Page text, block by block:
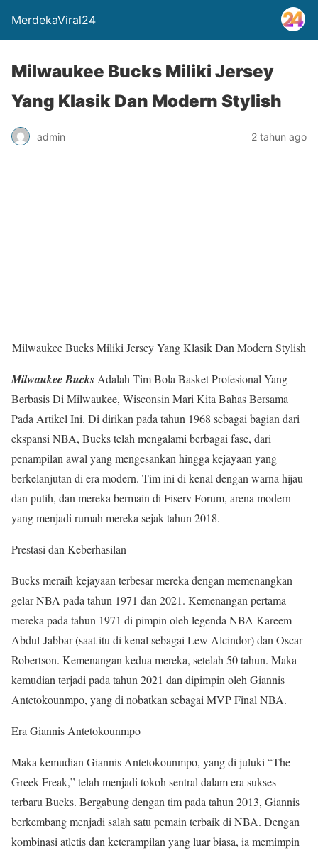
MerdekaViral24
Milwaukee Bucks Miliki Jersey
Yang Klasik Dan Modern Stylish
admin 2 tahun ago
Milwaukee Bucks Miliki Jersey Yang Klasik Dan Modern Stylish
Milwaukee Bucks Adalah Tim Bola Basket Profesional Yang
Berbasis Di Milwaukee, Wisconsin Mari Kita Bahas Bersama
Pada Artikel Ini. Di dirikan pada tahun 1968 sebagai bagian dari
ekspansi NBA, Bucks telah mengalami berbagai fase, dari
penampilan awal yang mengesankan hingga kejayaan yang
berkelanjutan di era modern. Tim ini di kenal dengan warna hijau
dan putih, dan mereka bermain di Fiserv Forum, arena modern
yang menjadi rumah mereka sejak tahun 2018.
Prestasi dan Keberhasilan
Bucks meraih kejayaan terbesar mereka dengan memenangkan
gelar NBA pada tahun 1971 dan 2021. Kemenangan pertama
mereka pada tahun 1971 di pimpin oleh legenda NBA Kareem
Abdul-Jabbar (saat itu di kenal sebagai Lew Alcindor) dan Oscar
Robertson. Kemenangan kedua mereka, setelah 50 tahun. Maka
kemudian terjadi pada tahun 2021 dan dipimpin oleh Giannis
Antetokounmpo, yang di nobatkan sebagai MVP Final NBA.
Era Giannis Antetokounmpo
Maka kemudian Giannis Antetokounmpo, yang di juluki “The
Greek Freak,” telah menjadi tokoh sentral dalam era sukses
terbaru Bucks. Bergabung dengan tim pada tahun 2013, Giannis
berkembang menjadi salah satu pemain terbaik di NBA. Dengan
kombinasi atletis dan keterampilan yang luar biasa, ia memimpin